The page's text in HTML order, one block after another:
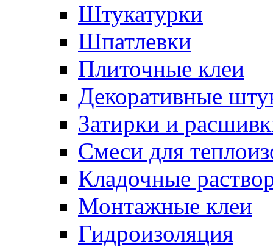
Штукатурки
Шпатлевки
Плиточные клеи
Декоративные
Затирки и
Смеси для
Кладочные
Монтажные клеи
Гидроизоляция